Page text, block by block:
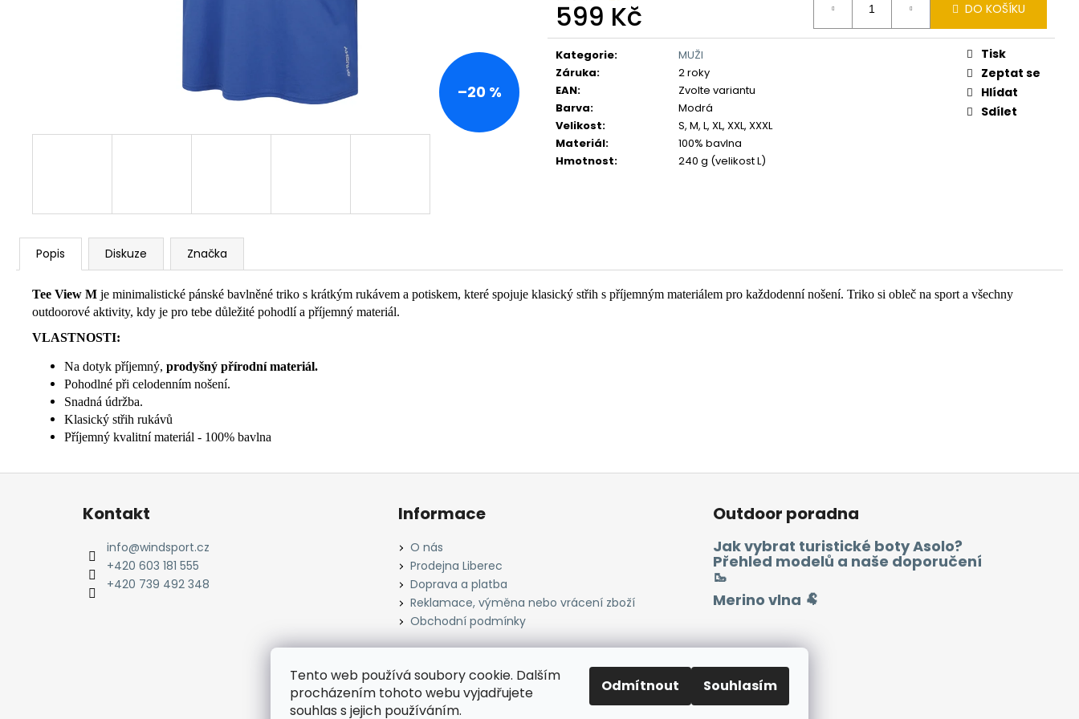
Tento web používá soubory cookie. Dalším
procházením tohoto webu vyjadřujete
souhlas s jejich používáním.
Odmítnout Souhlasím
599 Kč
Měrná
cena:
DO KOŠÍKU
Kategorie:
MUŽI
Záruka:
2 roky
EAN:
Zvolte variantu
Barva:
Modrá
Velikost:
S, M, L, XL, XXL, XXXL
Materiál:
100% bavlna
Hmotnost: 240 g (velikost L)
Tisk
Zeptat se
Hlídat
Sdílet
–20 %
Popis Diskuze Značka
Tee View M je minimalistické pánské bavlněné triko s krátkým rukávem a potiskem, které spojuje klasický střih s příjemným materiálem pro každodenní nošení. Triko si obleč na sport a všechny
outdoorové aktivity, kdy je pro tebe důležité pohodlí a příjemný materiál.
VLASTNOSTI:
Na dotyk příjemný, prodyšný přírodní materiál.
Pohodlné při celodenním nošení.
Snadná údržba.
Klasický střih rukávů
Příjemný kvalitní materiál - 100% bavlna
Z
Kontakt
info@windsport.cz
+420 603 181 555
+420 739 492 348
Informace
O nás
Prodejna Liberec
Doprava a platba
Reklamace, výměna nebo vrácení zboží
Obchodní podmínky
Outdoor poradna
Jak vybrat turistické boty Asolo?
Přehled modelů a naše doporučení
🥾
Merino vlna 🐏
Instagram Facebook Heureka.cz Zboží.cz